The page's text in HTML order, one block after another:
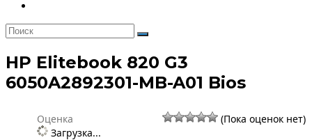
HP Elitebook 820 G3
6050A2892301-MB-A01 Bios
Оценка
(Пока оценок нет)
Загрузка...